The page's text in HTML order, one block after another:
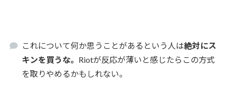
これについて何か思うことがあるという人は絶対にス
キンを買うな。 Riotが反応が薄いと感じたらこの方式
を取りやめるかもしれない。